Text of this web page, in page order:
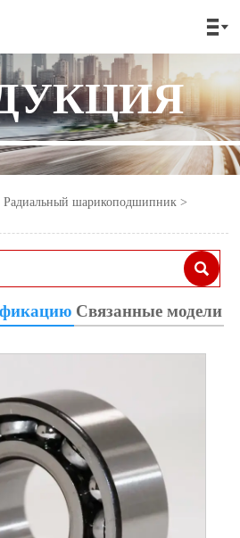

Радиальный шарикоподшипник >

Связанные модели
6910, 6910-2RS, 6910-ZZ